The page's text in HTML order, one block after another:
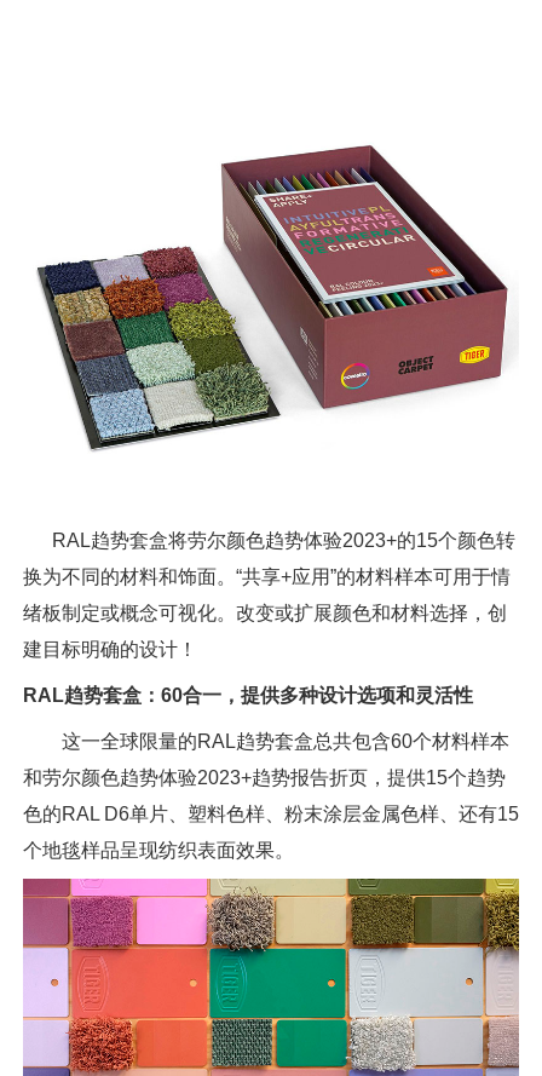
RAL趋势套盒将劳尔颜色趋势体验2023+的15个颜色转
换为不同的材料和饰面。“共享+应用”的材料样本可用于情
绪板制定或概念可视化。改变或扩展颜色和材料选择，创
建目标明确的设计！
RAL趋势套盒：60合一，提供多种设计选项和灵活性
这一全球限量的RAL趋势套盒总共包含60个材料样本
和劳尔颜色趋势体验2023+趋势报告折页，提供15个趋势
色的RAL D6单片、塑料色样、粉末涂层金属色样、还有15
个地毯样品呈现纺织表面效果。